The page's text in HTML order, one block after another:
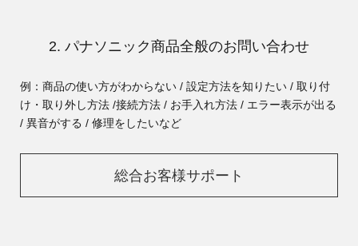
2. パナソニック商品全般のお問い合わせ
例：商品の使い方がわからない / 設定方法を知りたい / 取り付
け・取り外し方法 /接続方法 / お手入れ方法 / エラー表示が出る
/ 異音がする / 修理をしたいなど
総合お客様サポート